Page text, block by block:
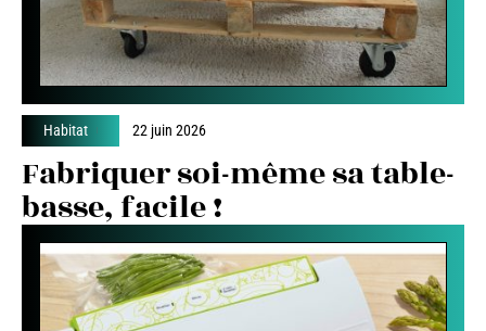
Habitat 22 juin 2026
Fabriquer soi-même sa table-
basse, facile !